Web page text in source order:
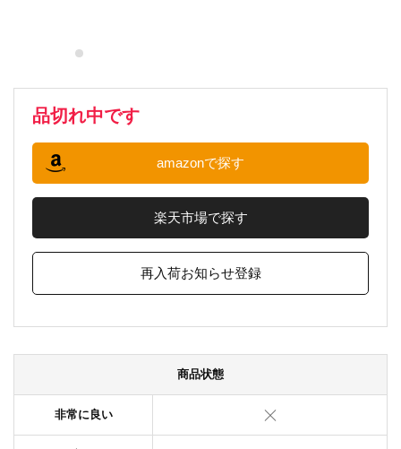
品切れ中です
amazonで探す
楽天市場で探す
再入荷お知らせ登録
商品状態
非常に良い